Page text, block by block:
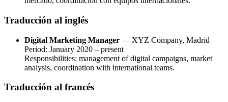
Traducción al inglés
Digital Marketing Manager — XYZ Company, Madrid
Period: January 2020 – present
Responsibilities: management of digital campaigns, market
analysis, coordination with international teams.
Traducción al francés